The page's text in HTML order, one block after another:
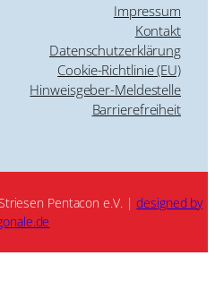
Impressum
Kontakt
Datenschutzerklärung
Cookie-Richtlinie (EU)
Hinweisgeber-Meldestelle
Barrierefreiheit
Pentacon e.V. |designed by